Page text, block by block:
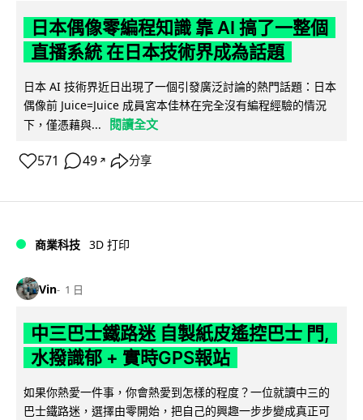
日本偶像零編程知識 靠 AI 搞了一整個
直播系統 在日本技術界成為話題
日本 AI 技術界近日出現了一個引發廣泛討論的熱門話題：日本
偶像前 Juice=Juice 成員宮本佳林在完全沒有編程經驗的情況
下，僅憑藉與...
閱讀全文
571 49 ↗ 分享
商業科技 3D 打印
Vin 1 日
中三巴士鐵路迷 自製紙皮遙控巴士 門,
水撥識郁 + 實時GPS報站
如果你熱愛一件事，你會熱愛到怎樣的程度？一位就讀中三的
巴士鐵路迷，選擇由零開始，把自己的興趣一步步變成真正可